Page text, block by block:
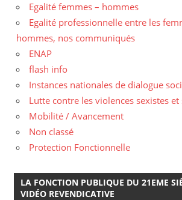
Egalité femmes – hommes
Egalité professionnelle entre les
hommes, nos communiqués
ENAP
flash info
Instances nationales de dialogue
Lutte contre les violences sexistes et
Mobilité / Avancement
Non classé
Protection Fonctionnelle
LA FONCTION PUBLIQUE DU 21EME
VIDÉO REVENDICATIVE